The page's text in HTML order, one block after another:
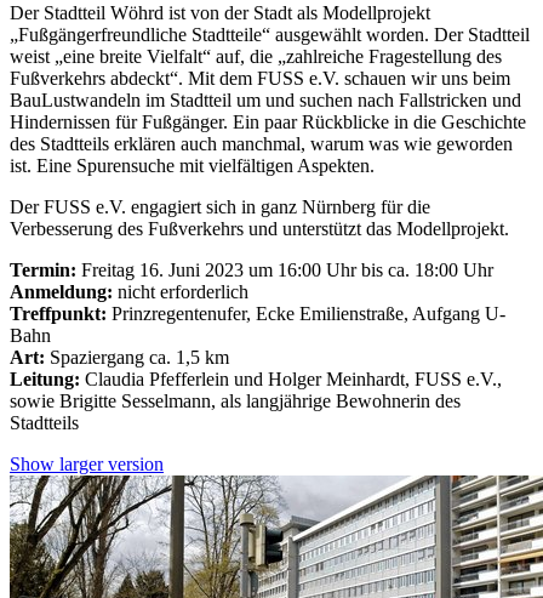
Der Stadtteil Wöhrd ist von der Stadt als Modellprojekt
„Fußgängerfreundliche Stadtteile“ ausgewählt worden. Der Stadtteil
weist „eine breite Vielfalt“ auf, die „zahlreiche Fragestellung des
Fußverkehrs abdeckt“. Mit dem FUSS e.V. schauen wir uns beim
BauLustwandeln im Stadtteil um und suchen nach Fallstricken und
Hindernissen für Fußgänger. Ein paar Rückblicke in die Geschichte
des Stadtteils erklären auch manchmal, warum was wie geworden
ist. Eine Spurensuche mit vielfältigen Aspekten.
Der FUSS e.V. engagiert sich in ganz Nürnberg für die
Verbesserung des Fußverkehrs und unterstützt das Modellprojekt.
Termin: Freitag 16. Juni 2023 um 16:00 Uhr bis ca. 18:00 Uhr
Anmeldung: nicht erforderlich
Treffpunkt: Prinzregentenufer, Ecke Emilienstraße, Aufgang U-
Bahn
Art: Spaziergang ca. 1,5 km
Leitung: Claudia Pfefferlein und Holger Meinhardt, FUSS e.V.,
sowie Brigitte Sesselmann, als langjährige Bewohnerin des
Stadtteils
Show larger version